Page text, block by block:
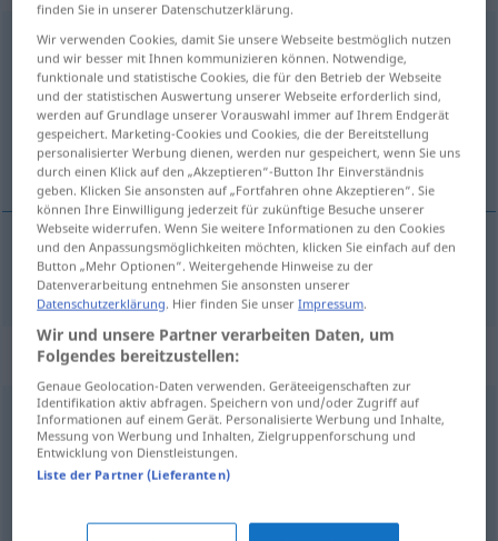
aufdringlich
Übersicht aller Übersetzungen
(Für mehr Details die Übersetzung anklicken/antippen)
påtrængende, nærgående
påtrængende,nærgående aufdringlich
Synonyme für "aufdringlich"
stark,durchdringend,penetrant
marktschreierisch
finden Sie in unserer Datenschutzerklärung.
Wir verwenden Cookies, damit Sie unsere Webseite bestmöglich nutzen
und wir besser mit Ihnen kommunizieren können. Notwendige,
funktionale und statistische Cookies, die für den Betrieb der Webseite
und der statistischen Auswertung unserer Webseite erforderlich sind,
werden auf Grundlage unserer Vorauswahl immer auf Ihrem Endgerät
gespeichert. Marketing-Cookies und Cookies, die der Bereitstellung
personalisierter Werbung dienen, werden nur gespeichert, wenn Sie uns
durch einen Klick auf den „Akzeptieren“-Button Ihr Einverständnis
geben. Klicken Sie ansonsten auf „Fortfahren ohne Akzeptieren“. Sie
können Ihre Einwilligung jederzeit für zukünftige Besuche unserer
Webseite widerrufen. Wenn Sie weitere Informationen zu den Cookies
und den Anpassungsmöglichkeiten möchten, klicken Sie einfach auf den
Button „Mehr Optionen“. Weitergehende Hinweise zu der
Datenverarbeitung entnehmen Sie ansonsten unserer
Datenschutzerklärung. Hier finden Sie unserImpressum.
Wir und unsere Partner verarbeiten Daten, um
Folgendes bereitzustellen:
Genaue Geolocation-Daten verwenden. Geräteeigenschaften zur
Identifikation aktiv abfragen. Speichern von und/oder Zugriff auf
Informationen auf einem Gerät. Personalisierte Werbung und Inhalte,
Messung von Werbung und Inhalten, Zielgruppenforschung und
Entwicklung von Dienstleistungen.
Liste der Partner (Lieferanten)